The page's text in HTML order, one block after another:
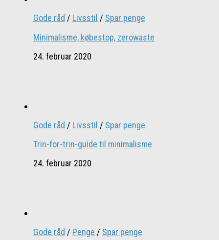
Gode råd / Livsstil / Spar penge
Minimalisme, købestop, zerowaste
24. februar 2020
Gode råd / Livsstil / Spar penge
Trin-for-trin-guide til minimalisme
24. februar 2020
Gode råd / Penge / Spar penge